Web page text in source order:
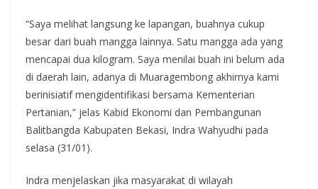
“Saya melihat langsung ke lapangan, buahnya cukup
besar dari buah mangga lainnya. Satu mangga ada yang
mencapai dua kilogram. Saya menilai buah ini belum ada
di daerah lain, adanya di Muaragembong akhirnya kami
berinisiatif mengidentifikasi bersama Kementerian
Pertanian,” jelas Kabid Ekonomi dan Pembangunan
Balitbangda Kabupaten Bekasi, Indra Wahyudhi pada
selasa (31/01).
Indra menjelaskan jika masyarakat di wilayah